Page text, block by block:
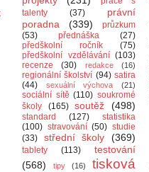
talenty
(37)
právní
poradna
(339)
průzkum
(53)
přednáška
(27)
předškolní ročník
(75)
předškolní vzdělávání (103)
recenze
(30) redakce (16)
regionální školství (94) satira
(44)
sexuální výchova (21)
sociální sítě (110) soukromé
školy
(165) soutěž (498)
standard (127)
statistika
(100) stravování (50) studie
(33)
střední školy (369)
tablety (113)
testování
(568)
tipy (16)
tisková